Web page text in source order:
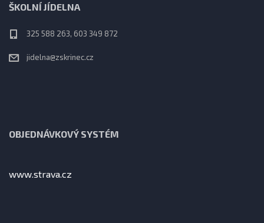
ŠKOLNÍ JÍDELNA
325 588 263, 603 349 872
jidelna@zskrinec.cz
OBJEDNÁVKOVÝ SYSTÉM
www.strava.cz